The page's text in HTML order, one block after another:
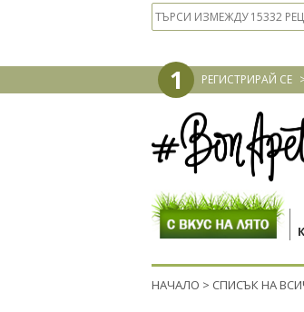
1 РЕГИСТРИРАЙ СЕ
НАЧАЛО > СПИСЪК НА